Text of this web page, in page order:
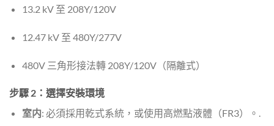
13.2 kV 至 208Y/120V
12.47 kV 至 480Y/277V
480V 三角形接法轉 208Y/120V（隔離式）
步驟 2：選擇安裝環境
室内: 必須採用乾式系統，或使用高燃點液體（FR3）。.